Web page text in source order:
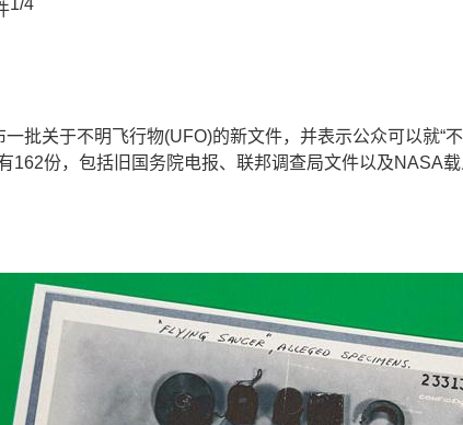
1/4
批关于不明飞行物(UFO)的新文件，并表示公众可以就“
162份，包括旧国务院电报、联邦调查局文件以及NASA